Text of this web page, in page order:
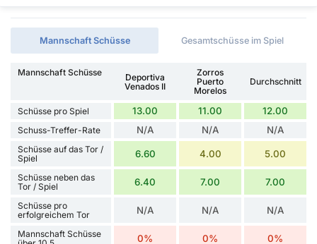
Mannschaft Schüsse Gesamtschüsse im Spiel
Mannschaft Schüsse
Deportiva
Venados II
Zorros
Puerto
Morelos
Durchschnitt
Schüsse pro Spiel 13.00 11.00 12.00
Schuss-Treffer-Rate N/A N/A N/A
Schüsse auf das Tor /
Spiel
6.60 4.00 5.00
Schüsse neben das
Tor / Spiel
6.40 7.00 7.00
Schüsse pro
erfolgreichem Tor
N/A N/A N/A
Mannschaft Schüsse
0% 0% 0%